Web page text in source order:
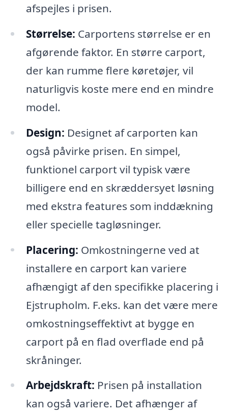
afspejles i prisen.
Størrelse: Carportens størrelse er en
afgørende faktor. En større carport,
der kan rumme flere køretøjer, vil
naturligvis koste mere end en mindre
model.
Design: Designet af carporten kan
også påvirke prisen. En simpel,
funktionel carport vil typisk være
billigere end en skræddersyet løsning
med ekstra features som inddækning
eller specielle tagløsninger.
Placering: Omkostningerne ved at
installere en carport kan variere
afhængigt af den specifikke placering i
Ejstrupholm. F.eks. kan det være mere
omkostningseffektivt at bygge en
carport på en flad overflade end på
skråninger.
Arbejdskraft: Prisen på installation
kan også variere. Det afhænger af